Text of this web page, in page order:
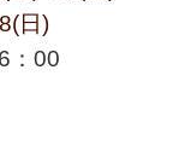
日)
：00